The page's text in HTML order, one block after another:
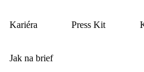
Kariéra Press Kit
Jak na brief